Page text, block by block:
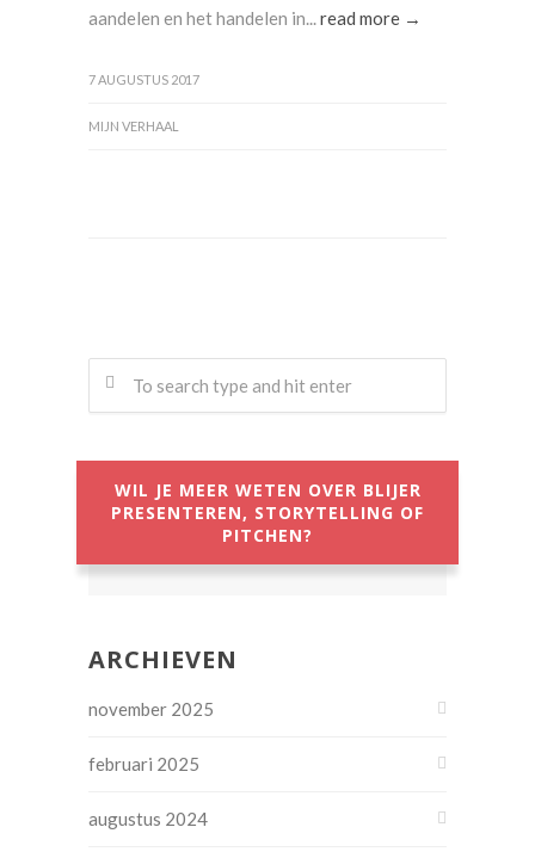
aandelen en het handelen in...read more →
7 AUGUSTUS 2017
MIJN VERHAAL
WIL JE MEER WETEN OVER BLIJER
PRESENTEREN, STORYTELLING OF
PITCHEN?
ARCHIEVEN
november 2025
februari 2025
augustus 2024